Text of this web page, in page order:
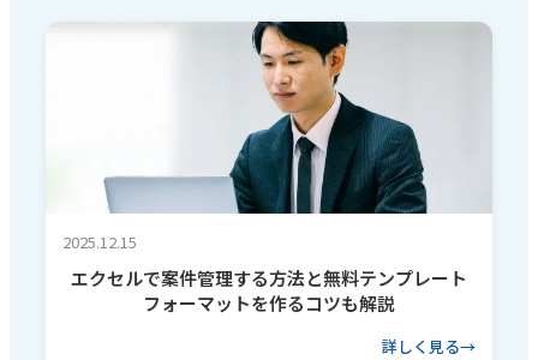
2025.12.15
エクセルで案件管理する方法と無料テンプレート
フォーマットを作るコツも解説
詳しく見る